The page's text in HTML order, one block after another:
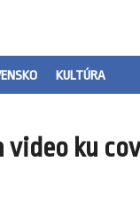
KULTÚRA
video ku